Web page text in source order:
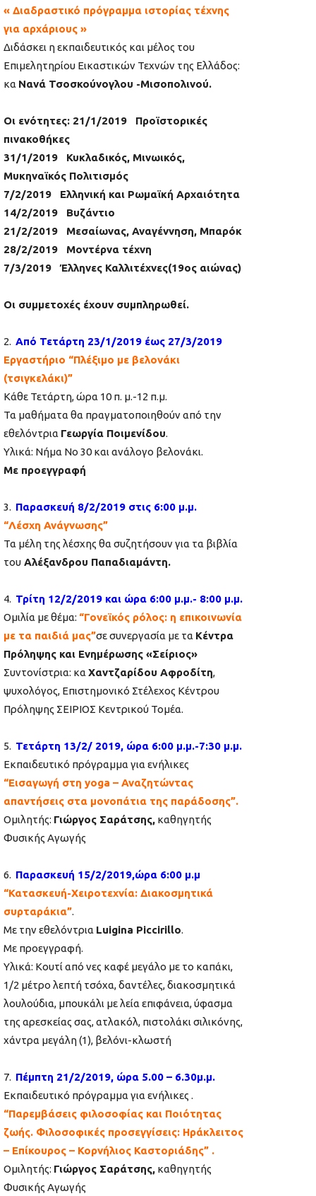
« Διαδραστικό πρόγραμμα ιστορίας τέχνης
για αρχάριους »
Διδάσκει η εκπαιδευτικός και μέλος του
Επιμελητηρίου Εικαστικών Τεχνών της Ελλάδος:
κα Νανά Τσοσκούνογλου -Μισοπολινού.
Οι ενότητες: 21/1/2019 Προϊστορικές
πινακοθήκες
31/1/2019 Κυκλαδικός, Μινωικός,
Μυκηναϊκός Πολιτισμός
7/2/2019 Ελληνική και Ρωμαϊκή Αρχαιότητα
14/2/2019 Βυζάντιο
21/2/2019 Μεσαίωνας, Αναγέννηση, Μπαρόκ
28/2/2019 Μοντέρνα τέχνη
7/3/2019 Έλληνες Καλλιτέχνες(19ος αιώνας)
Οι συμμετοχές έχουν συμπληρωθεί.
2. Από Τετάρτη 23/1/2019 έως 27/3/2019
Εργαστήριο “Πλέξιμο με βελονάκι
(τσιγκελάκι)”
Κάθε Τετάρτη, ώρα 10 π. μ.-12 π.μ.
Τα μαθήματα θα πραγματοποιηθούν από την
εθελόντρια Γεωργία Ποιμενίδου.
Υλικά: Νήμα Νο 30 και ανάλογο βελονάκι.
Με προεγγραφή
3. Παρασκευή 8/2/2019 στις 6:00 μ.μ.
“Λέσχη Ανάγνωσης”
Τα μέλη της λέσχης θα συζητήσουν για τα βιβλία
του Αλέξανδρου Παπαδιαμάντη.
4. Τρίτη 12/2/2019 και ώρα 6:00 μ.μ.- 8:00 μ.μ.
Ομιλία με θέμα: “Γονεϊκός ρόλος: η επικοινωνία
με τα παιδιά μας”σε συνεργασία με τα Κέντρα
Πρόληψης και Ενημέρωσης «Σείριος»
Συντονίστρια: κα Χαντζαρίδου Αφροδίτη,
ψυχολόγος, Επιστημονικό Στέλεχος Κέντρου
Πρόληψης ΣΕΙΡΙΟΣ Κεντρικού Τομέα.
5. Τετάρτη 13/2/ 2019, ώρα 6:00 μ.μ.-7:30 μ.μ.
Εκπαιδευτικό πρόγραμμα για ενήλικες
“Εισαγωγή στη yoga – Αναζητώντας
απαντήσεις στα μονοπάτια της παράδοσης”.
Ομιλητής: Γιώργος Σαράτσης, καθηγητής
Φυσικής Αγωγής
6. Παρασκευή 15/2/2019,ώρα 6:00 μ.μ
“Κατασκευή-Χειροτεχνία: Διακοσμητικά
συρταράκια”.
Με την εθελόντρια Luigina Piccirillo.
Με προεγγραφή.
Υλικά: Κουτί από νες καφέ μεγάλο με το καπάκι,
1/2 μέτρο λεπτή τσόχα, δαντέλες, διακοσμητικά
λουλούδια, μπουκάλι με λεία επιφάνεια, ύφασμα
της αρεσκείας σας, ατλακόλ, πιστολάκι σιλικόνης,
χάντρα μεγάλη (1), βελόνι-κλωστή
7. Πέμπτη 21/2/2019, ώρα 5.00 – 6.30μ.μ.
Εκπαιδευτικό πρόγραμμα για ενήλικες .
“Παρεμβάσεις φιλοσοφίας και Ποιότητας
ζωής. Φιλοσοφικές προσεγγίσεις: Ηράκλειτος
– Επίκουρος – Κορνήλιος Καστοριάδης” .
Ομιλητής: Γιώργος Σαράτσης, καθηγητής
Φυσικής Αγωγής